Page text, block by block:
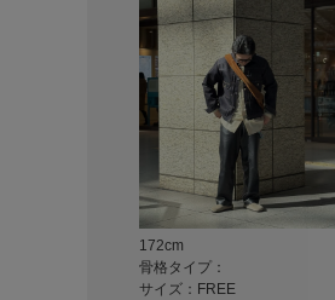
172cm
骨格タイプ：
サイズ：FREE